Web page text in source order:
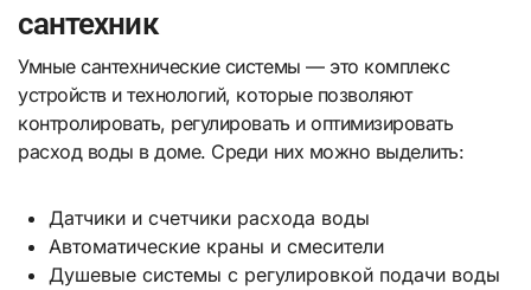
сантехник
Умные сантехнические системы — это комплекс
устройств и технологий, которые позволяют
контролировать, регулировать и оптимизировать
расход воды в доме. Среди них можно выделить:
Датчики и счетчики расхода воды
Автоматические краны и смесители
Душевые системы с регулировкой подачи воды